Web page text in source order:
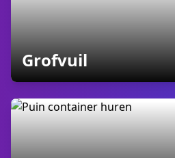
Grofvuilcontainers